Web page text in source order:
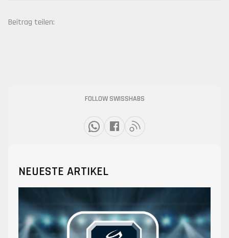
Beitrag teilen:
FOLLOW SWISSHABS
NEUESTE ARTIKEL